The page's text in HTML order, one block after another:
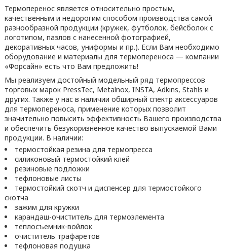
Термоперенос является относительно простым,
качественным и недорогим способом производства самой
разнообразной продукции (кружек, футболок, бейсболок с
логотипом, пазлов с нанесенной фотографией,
декоративных часов, униформы и пр.). Если Вам необходимо
оборудование и материалы для термопереноса — компании
«Форсайн» есть что Вам предложить!
Мы реализуем достойный модельный ряд термопрессов
торговых марок PressTec, Metalnox, INSTA, Adkins, Stahls и
других. Также у нас в наличии обширный спектр аксессуаров
для термопереноса, применение которых позволит
значительно повысить эффективность Вашего производства
и обеспечить безукоризненное качество выпускаемой Вами
продукции. В наличии:
термостойкая резина для термопресса
силиконовый термостойкий клей
резиновые подложки
тефлоновые листы
термостойкий скотч и диспенсер для термостойкого
скотча
зажим для кружки
карандаш-очиститель для термоэлемента
теплосъемник-войлок
очиститель трафаретов
тефлоновая подушка